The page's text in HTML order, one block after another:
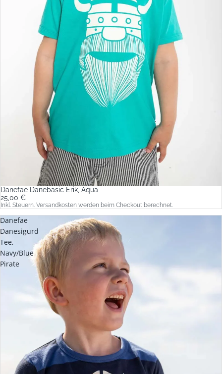
Danefae Danebasic Erik, Aqua
25,00 €
Inkl. Steuern. Versandkosten werden beim Checkout berechnet.
Danefae
Danesigurd
Tee,
Navy/Blue
Pirate